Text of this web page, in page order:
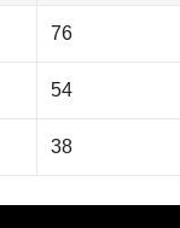
76
54
38